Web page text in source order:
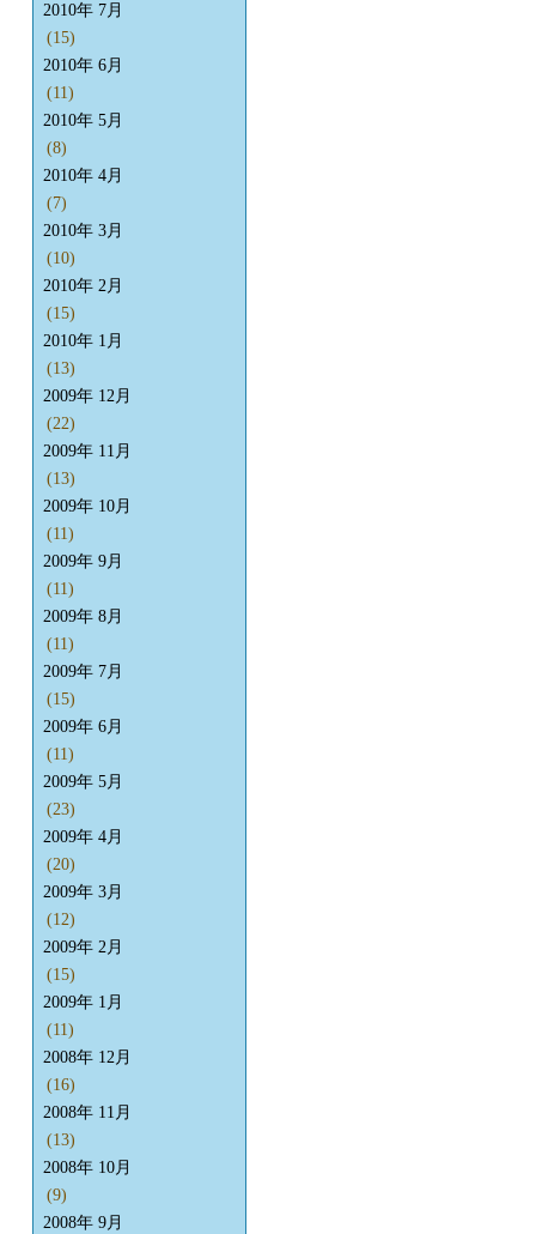
2010年 7月
(15)
2010年 6月
(11)
2010年 5月
(8)
2010年 4月
(7)
2010年 3月
(10)
2010年 2月
(15)
2010年 1月
(13)
2009年 12月
(22)
2009年 11月
(13)
2009年 10月
(11)
2009年 9月
(11)
2009年 8月
(11)
2009年 7月
(15)
2009年 6月
(11)
2009年 5月
(23)
2009年 4月
(20)
2009年 3月
(12)
2009年 2月
(15)
2009年 1月
(11)
2008年 12月
(16)
2008年 11月
(13)
2008年 10月
(9)
2008年 9月